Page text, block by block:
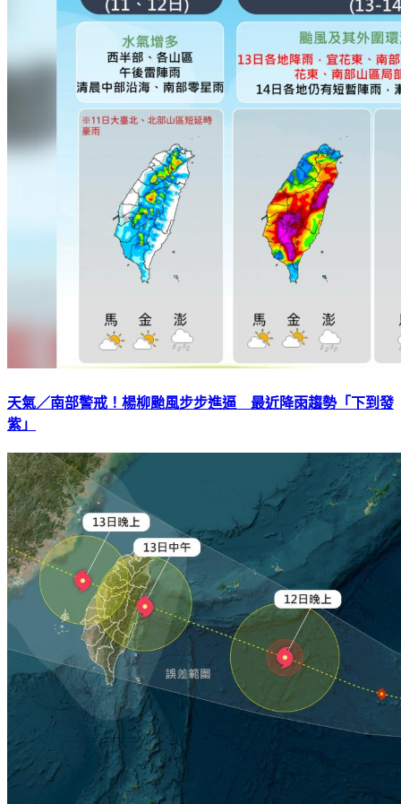
天氣／南部警戒！楊柳颱風步步進逼 最近降雨趨勢「下到發
紫」